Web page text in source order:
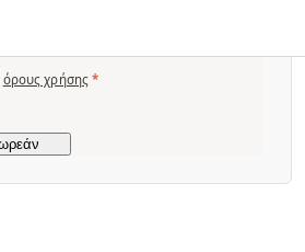
όρους χρήσης *